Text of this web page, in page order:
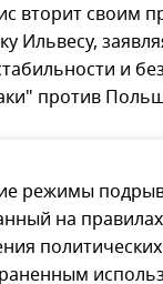
вторит своим
Ильвесу,
и
против
режимы
на